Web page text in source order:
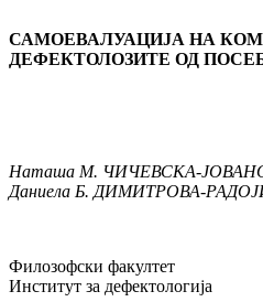
САМОЕВАЛУАЦИЈА НА
ДЕФЕКТОЛОЗИТЕ ОД
Наташа М. ЧИЧЕВСКА-
Даниела Б. ДИМИТРОВА-
Филозофски факултет
Институт за дефектологија